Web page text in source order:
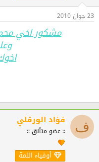
23 جوان 2010
مشكور اخي
ف فؤاد الورقلي
:: عضو متألق ::
أوفياء اللمة